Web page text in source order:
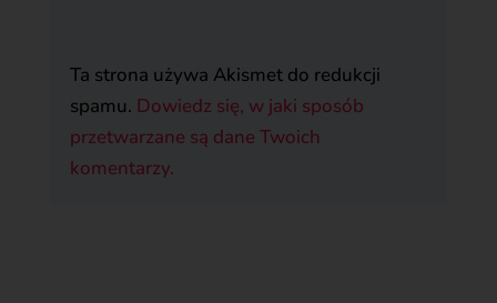
Ta strona używa Akismet do redukcji
spamu. Dowiedz się, w jaki sposób
przetwarzane są dane Twoich
komentarzy.